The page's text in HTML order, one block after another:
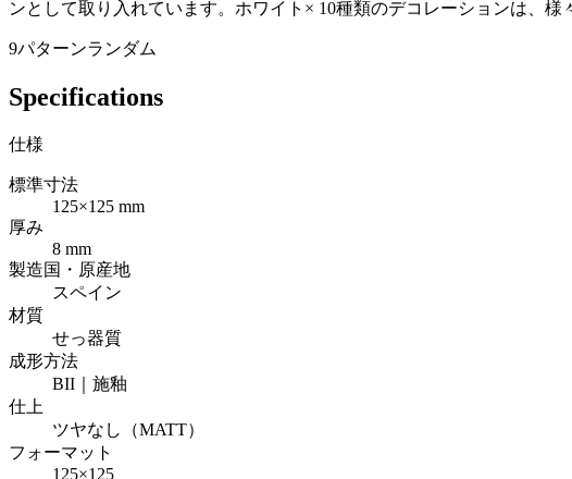
ンとして取り入れています。ホワイト× 10種類のデコレーションは、
9パターンランダム
Specifications
仕様
標準寸法
125×125 mm
厚み
8 mm
製造国・原産地
スペイン
材質
せっ器質
成形方法
BII｜施釉
仕上
ツヤなし（MATT）
フォーマット
125×125